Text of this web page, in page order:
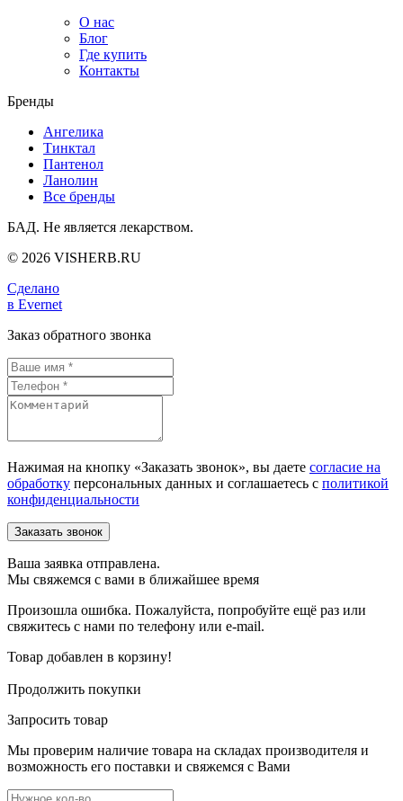
О нас
Блог
Где купить
Контакты
Бренды
Ангелика
Тинктал
Пантенол
Ланолин
Все бренды
БАД. Не является лекарством.
© 2026 VISHERB.RU
Сделано
в Evernet
Заказ обратного звонка
Нажимая на кнопку «Заказать звонок», вы даете согласие на
обработку персональных данных и соглашаетесь c политикой
конфиденциальности
Ваша заявка отправлена.
Мы свяжемся с вами в ближайшее время
Произошла ошибка. Пожалуйста, попробуйте ещё раз или
свяжитесь с нами по телефону или e-mail.
Товар добавлен в корзину!
Продолжить покупки
Запросить товар
Мы проверим наличие товара на складах производителя и
возможность его поставки и свяжемся с Вами